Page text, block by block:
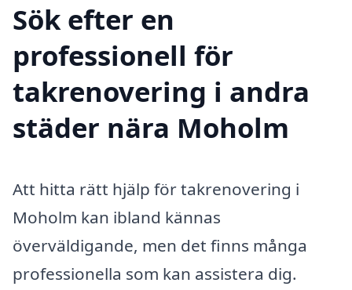
Sök efter en
professionell för
takrenovering i andra
städer nära Moholm
Att hitta rätt hjälp för takrenovering i
Moholm kan ibland kännas
överväldigande, men det finns många
professionella som kan assistera dig.